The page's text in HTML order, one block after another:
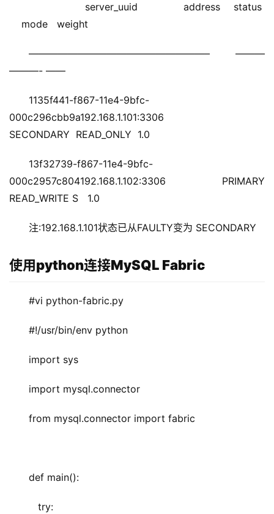
server_uuid              address    status
mode   weight
——————————————————– ———
———- ——
1135f441-f867-11e4-9bfc-
000c296cbb9a192.168.1.101:3306
SECONDARY  READ_ONLY  1.0
13f32739-f867-11e4-9bfc-
000c2957c804192.168.1.102:3306 PRIMARY
READ_WRITE S   1.0
注:192.168.1.101状态已从FAULTY变为 SECONDARY
使用python连接MySQL Fabric
#vi python-fabric.py
#!/usr/bin/env python
import sys
import mysql.connector
from mysql.connector import fabric
def main():
try: